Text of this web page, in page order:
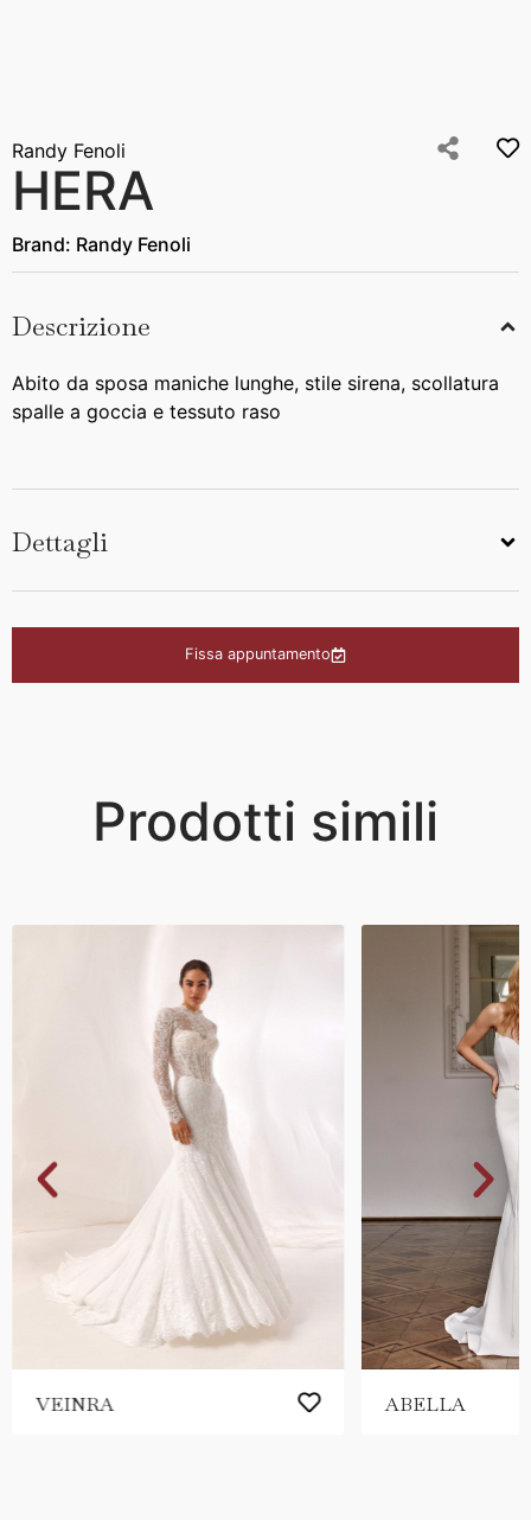
Randy Fenoli
HERA
Brand: Randy Fenoli
Descrizione
Abito da sposa maniche lunghe, stile sirena, scollatura
spalle a goccia e tessuto raso
Dettagli
Fissa appuntamento
Prodotti simili
VEINRA ABELLA